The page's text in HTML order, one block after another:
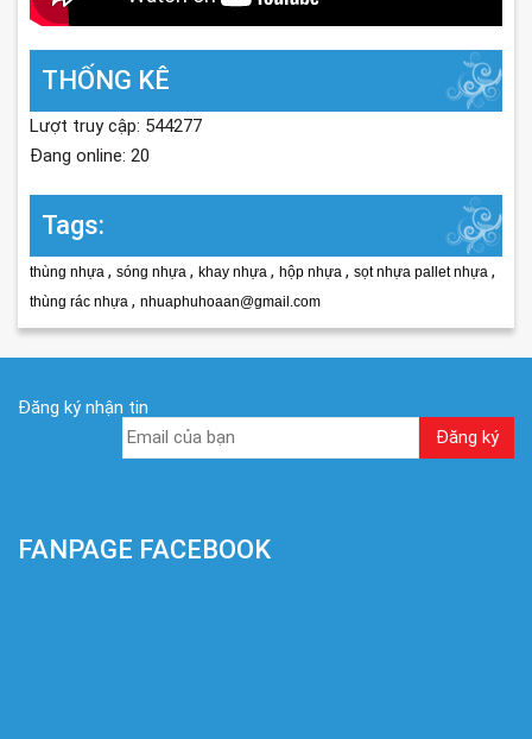
THỐNG KÊ
Lượt truy cập: 544277
Đang online: 20
Tags:
thùng nhựa , sóng nhựa , khay nhựa , hộp nhựa , sọt nhựa pallet nhựa ,
thùng rác nhựa , nhuaphuhoaan@gmail.com
Đăng ký nhận tin
FANPAGE FACEBOOK